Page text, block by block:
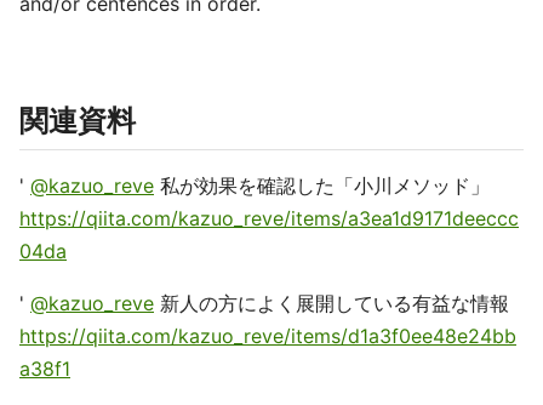
関連資料
' @kazuo_reve 私が効果を確認した「小川メソッド」
https://qiita.com/kazuo_reve/items/a3ea1d9171deeccc
04da
' @kazuo_reve 新人の方によく展開している有益な情報
https://qiita.com/kazuo_reve/items/d1a3f0ee48e24bb
a38f1